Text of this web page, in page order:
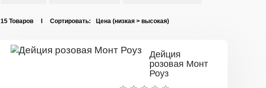
15 Товаров I Сортировать:
Дейция
розовая Монт
Роуз